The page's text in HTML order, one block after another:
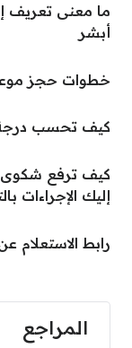
ما معنى تعريف
أبشر
خطوات حجز موعد
كيف تحسب درجة
كيف ترفع
إليك الإجراءات
رابط الاستعلام
المراجع